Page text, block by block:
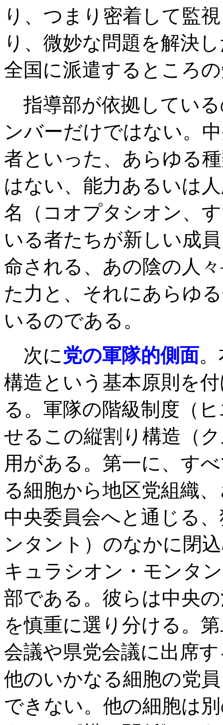
り、つまり密着して監
り、微妙な問題を解決
全国に派遣するところ
指導部が依拠してい
ンバーだけではない。
者といった、あらゆる
はない、能力あるいは
名（コオプタシオン、
いる者たちが新しい成
命される、あの陰の人
た力と、それにあらゆ
いるのである。
次に党の軍隊的側面
構造という基本原則を
る。軍隊の階級制度（
せるこの縦割り構造（
用がある。第一に、す
る細胞から地区党組織
中央委員会へと通じる
ンタント）のなかに閉
キュラシオン・モンタ
部である。彼らは中央
を慎重に選り分ける。
会議や県党会議に出席
他のいかなる細胞の党
できない。他の細胞は